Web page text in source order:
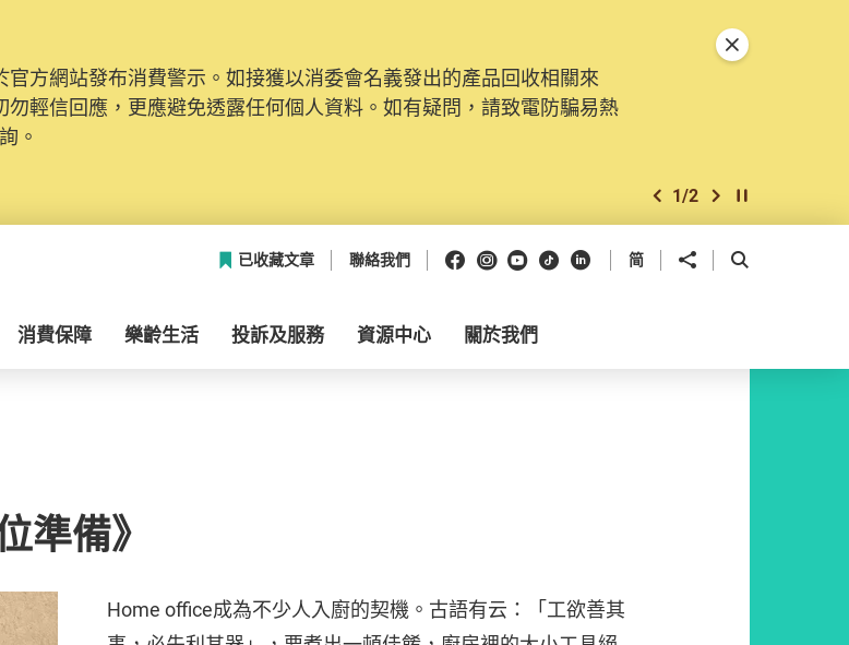
方網站發布消費警示。如接獲以消委會名義發出的產品回收相關來
輕信回應，更應避免透露任何個人資料。如有疑問，請致電防騙易熱
。
上一個
1/2 下一個開始/暫停幻燈
關閉特別通告
已收藏文章 聯絡我們 Facebook
Instagram
Youtube
抖音領英 简 分享到 開啟搜尋框
消費保障 樂齡生活 投訴及服務 資源中心 關於我們
準備》
Home office成為不少人入廚的契機。古語有云：「工欲善其